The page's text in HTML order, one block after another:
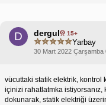
D dergul 15+
Yarbay
30 Mart 2022 Çarşamba
vücuttaki statik elektrik,
içinizi rahatlatmka
dokunarak, statik elektriği